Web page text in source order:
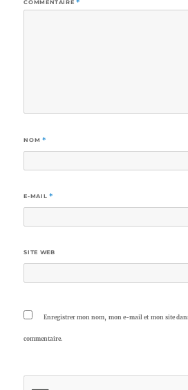
COMMENTAIRE *
NOM *
E-MAIL *
SITE WEB
Enregistrer mon nom, mon e-mail et mon site
commentaire.